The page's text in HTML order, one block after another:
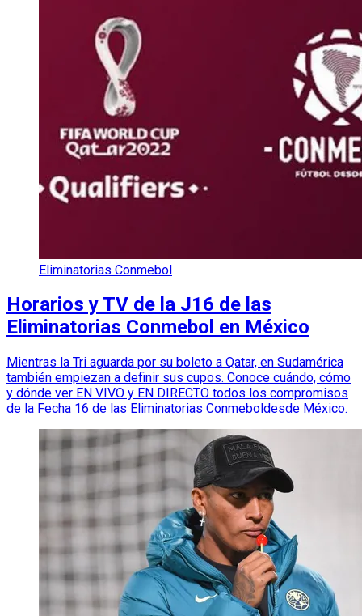
Eliminatorias Conmebol
Horarios y TV de la J16 de las
Eliminatorias Conmebol en México
Mientras la Tri aguarda por su boleto a Qatar, en Sudamérica
también empiezan a definir sus cupos. Conoce cuándo, cómo
y dónde ver EN VIVO y EN DIRECTO todos los compromisos
de la Fecha 16 de las Eliminatorias Conmeboldesde México.